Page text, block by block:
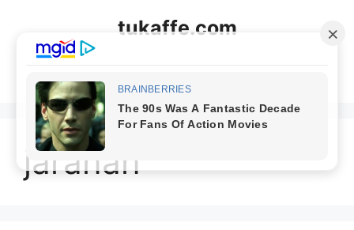
tukaffe.com
jaranan